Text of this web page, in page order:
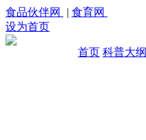
食品伙伴网 | 食育网
设为首页
首页 科普大纲